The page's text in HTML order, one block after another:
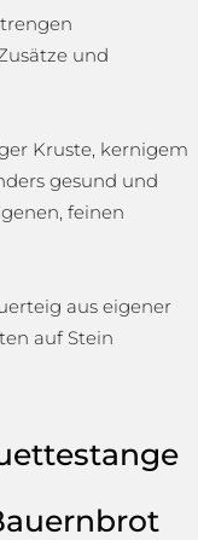
und
Kruste, kernigem
gesund und
feinen
aus eigener
auf Stein